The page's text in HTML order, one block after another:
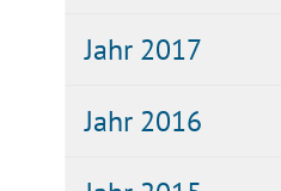
Jahr 2017
Jahr 2016